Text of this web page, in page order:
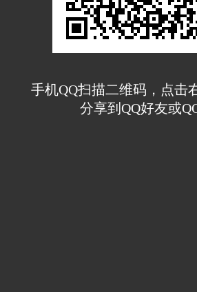
手机QQ扫描二维码，点击
分享到QQ好友或